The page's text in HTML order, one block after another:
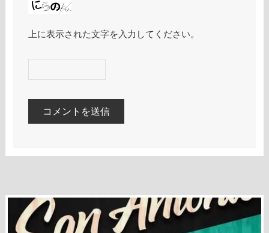
上に表示された文字を入力してください。